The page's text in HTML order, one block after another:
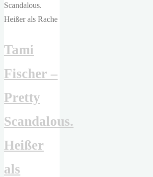
Flame.
Flammengeküsst"
Tami
Fischer –
Pretty
Scandalous.
Heißer
als